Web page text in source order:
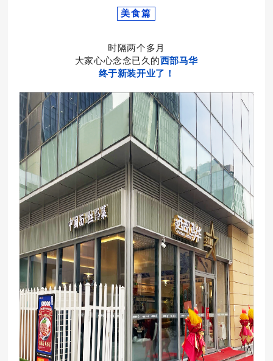
美食篇
时隔两个多月
大家心心念念已久的西部马华
终于新装开业了！